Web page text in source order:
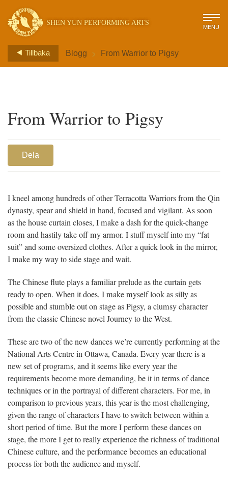
SHEN YUN PERFORMING ARTS MENU
Tillbaka Blogg > From Warrior to Pigsy
From Warrior to Pigsy
Dela
I kneel among hundreds of other Terracotta Warriors from the Qin
dynasty, spear and shield in hand, focused and vigilant. As soon
as the house curtain closes, I make a dash for the quick-change
room and hastily take off my armor. I stuff myself into my “fat
suit” and some oversized clothes. After a quick look in the mirror,
I make my way to side stage and wait.
The Chinese flute plays a familiar prelude as the curtain gets
ready to open. When it does, I make myself look as silly as
possible and stumble out on stage as Pigsy, a clumsy character
from the classic Chinese novel Journey to the West.
These are two of the new dances we’re currently performing at the
National Arts Centre in Ottawa, Canada. Every year there is a
new set of programs, and it seems like every year the
requirements become more demanding, be it in terms of dance
techniques or in the portrayal of different characters. For me, in
comparison to previous years, this year is the most challenging,
given the range of characters I have to switch between within a
short period of time. But the more I perform these dances on
stage, the more I get to really experience the richness of traditional
Chinese culture, and the performance becomes an educational
process for both the audience and myself.